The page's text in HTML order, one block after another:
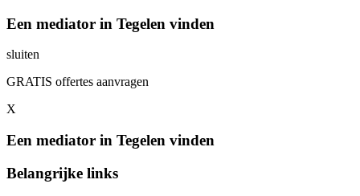
Een mediator in Tegelen vinden
sluiten
GRATIS offertes aanvragen
X
Een mediator in Tegelen vinden
Belangrijke links